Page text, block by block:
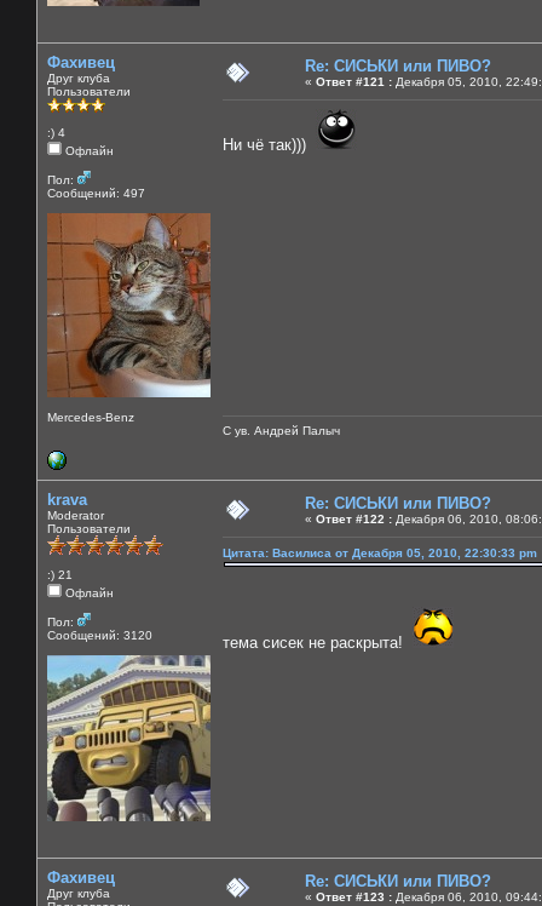
Фахивец
Друг клуба
Пользователи
:) 4
Офлайн
Пол:
Сообщений: 497
Mercedes-Benz
Re: СИСЬКИ или ПИВО?
« Ответ #121 : Декабря 05, 2010,
Ни чё так)))
С ув. Андрей Палыч
krava
Moderator
Пользователи
:) 21
Офлайн
Пол:
Сообщений: 3120
Re: СИСЬКИ или ПИВО?
« Ответ #122 : Декабря 06, 2010,
Цитата: Василиса от Декабря 05, 2010, 22:30:33 pm
тема сисек не раскрыта!
Фахивец
Друг клуба
Re: СИСЬКИ или ПИВО?
« Ответ #123 : Декабря 06, 2010,